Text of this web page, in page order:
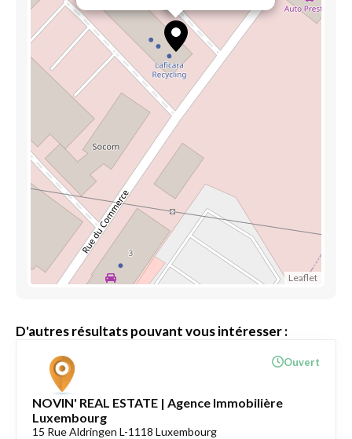
Leaflet
D'autres résultats pouvant vous intéresser :
NOVIN' REAL ESTATE | Agence Immobilière
Luxembourg
15 Rue Aldringen L-1118 Luxembourg
Ouvert